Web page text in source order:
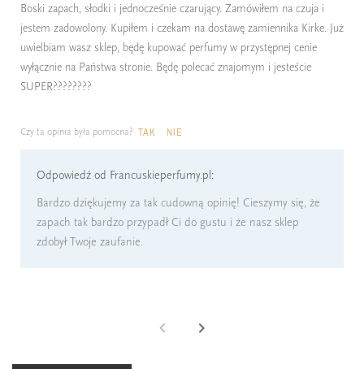
Boski zapach, słodki i jednocześnie czarujący. Zamówiłem na czuja i
jestem zadowolony. Kupiłem i czekam na dostawę zamiennika Kirke. Już
uwielbiam wasz sklep, będę kupować perfumy w przystępnej cenie
wyłącznie na Państwa stronie. Będę polecać znajomym i jesteście
SUPER????????
Czy ta opinia była pomocna? TAK NIE
Odpowiedź od Francuskieperfumy.pl:
Bardzo dziękujemy za tak cudowną opinię! Cieszymy się, że
zapach tak bardzo przypadł Ci do gustu i że nasz sklep
zdobył Twoje zaufanie.